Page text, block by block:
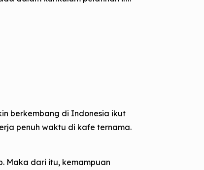
berkembang di Indonesia ikut
penuh waktu di kafe ternama.
Maka dari itu, kemampuan